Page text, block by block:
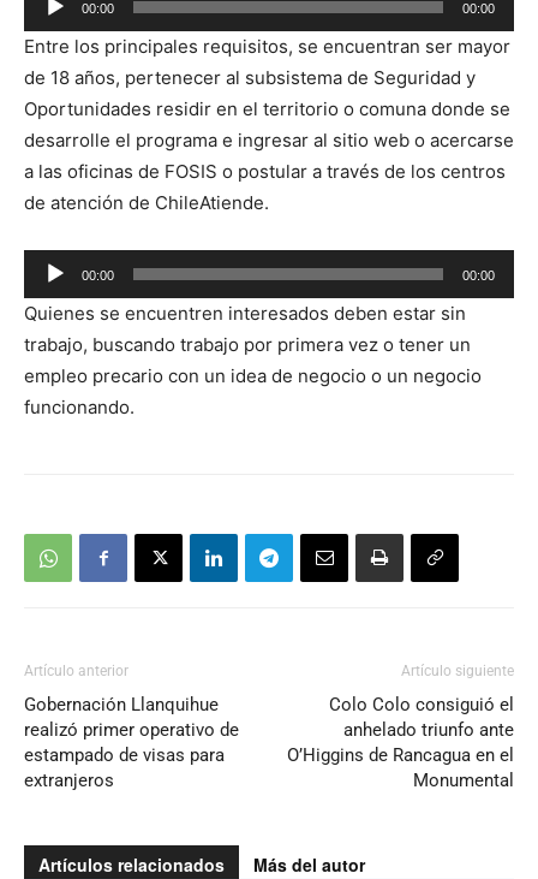
Reproductor
de
audio
00:00 00:00
Entre los principales requisitos, se encuentran ser mayor
de 18 años, pertenecer al subsistema de Seguridad y
Oportunidades residir en el territorio o comuna donde se
desarrolle el programa e ingresar al sitio web o acercarse
a las oficinas de FOSIS o postular a través de los centros
de atención de ChileAtiende.
Reproductor
de
audio
00:00 00:00
Quienes se encuentren interesados deben estar sin
trabajo, buscando trabajo por primera vez o tener un
empleo precario con un idea de negocio o un negocio
funcionando.
Artículo anterior
Gobernación Llanquihue
realizó primer operativo de
estampado de visas para
extranjeros
Artículo siguiente
Colo Colo consiguió el
anhelado triunfo ante
O’Higgins de Rancagua en el
Monumental
Artículos relacionados Más del autor